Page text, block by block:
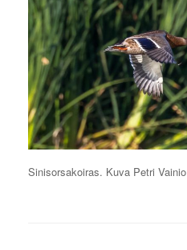
Sinisorsakoiras. Kuva Petri Vainio